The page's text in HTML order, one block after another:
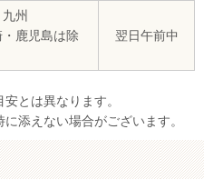
州
・鹿児島は除
翌日午前中
とは異なります。
添えない場合がございます。